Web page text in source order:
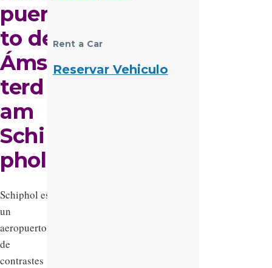
puer
to de
Áms
terd
am
Schi
phol
Schiphol es
un
aeropuerto
de
contrastes
Rent a Car
Reservar Vehiculo